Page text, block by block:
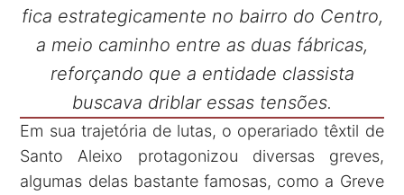
fica estrategicamente no bairro do Centro,
a meio caminho entre as duas fábricas,
reforçando que a entidade classista
buscava driblar essas tensões.
Em sua trajetória de lutas, o operariado têxtil de
Santo Aleixo protagonizou diversas greves,
algumas delas bastante famosas, como a Greve